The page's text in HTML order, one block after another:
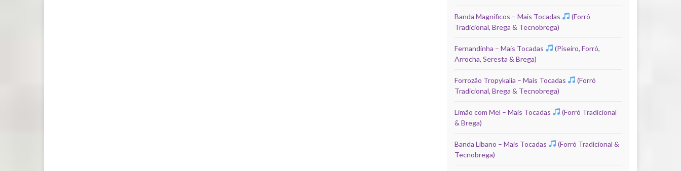
Banda Magníficos – Mais Tocadas
(Forró
Tradicional, Brega & Tecnobrega)
Fernandinha – Mais Tocadas
(Piseiro, Forró,
Arrocha, Seresta & Brega)
Forrozão Tropykalia – Mais Tocadas
(Forró
Tradicional, Brega & Tecnobrega)
Limão com Mel – Mais Tocadas
(Forró Tradicional
& Brega)
Banda Líbano – Mais Tocadas
(Forró Tradicional &
Tecnobrega)